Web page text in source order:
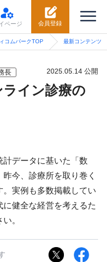
会員登録
ページ
コムパークTOP 最新コンテンツ
長 2025.05.14 公開
イン診療の
データに基いた「数
今、診療所を取り巻く
実例も多数掲載してい
健全な経営を考えるた
。